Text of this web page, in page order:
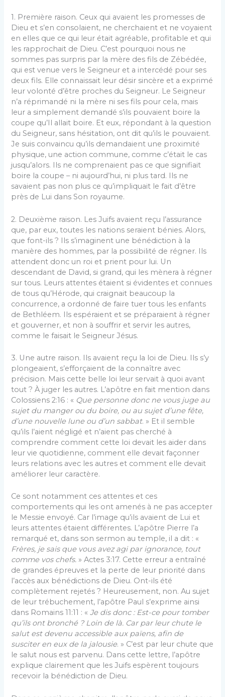
1. Première raison. Ceux qui avaient les promesses de
Dieu et s’en consolaient, ne cherchaient et ne voyaient
en elles que ce qui leur était agréable, profitable et qui
les rapprochait de Dieu. C’est pourquoi nous ne
sommes pas surpris par la mère des fils de Zébédée,
qui est venue vers le Seigneur et a intercédé pour ses
deux fils. Elle connaissait leur désir sincère et a exprimé
leur volonté d’être proches du Seigneur. Le Seigneur
n’a réprimandé ni la mère ni ses fils pour cela, mais
leur a simplement demandé s’ils pouvaient boire la
coupe qu’Il allait boire. Et eux, répondant à la question
du Seigneur, sans hésitation, ont dit qu’ils le pouvaient.
Je suis convaincu qu’ils demandaient une proximité
physique, une action commune, comme c’était le cas
jusqu’alors. Ils ne comprenaient pas ce que signifiait
boire la coupe – ni aujourd’hui, ni plus tard. Ils ne
savaient pas non plus ce qu’impliquait le fait d’être
près de Lui dans Son royaume.
2. Deuxième raison. Les Juifs avaient reçu l’assurance
que, par eux, toutes les nations seraient bénies. Alors,
que font-ils ? Ils s’imaginent une bénédiction à la
manière des hommes, par la possibilité de régner. Ils
attendent donc un roi et prient pour lui. Un
descendant de David, si grand, qui les mènera à régner
sur tous. Leurs attentes étaient si évidentes et connues
de tous qu’Hérode, qui craignait beaucoup la
concurrence, a ordonné de faire tuer tous les enfants
de Bethléem. Ils espéraient et se préparaient à régner
et gouverner, et non à souffrir et servir les autres,
comme le faisait le Seigneur Jésus.
3. Une autre raison. Ils avaient reçu la loi de Dieu. Ils s’y
plongeaient, s’efforçaient de la connaître avec
précision. Mais cette belle loi leur servait à quoi avant
tout ? À juger les autres. L’apôtre en fait mention dans
Colossiens 2:16 : « Que personne donc ne vous juge au
sujet du manger ou du boire, ou au sujet d’une fête,
d’une nouvelle lune ou d’un sabbat. » Et il semble
qu’ils l’aient négligé et n’aient pas cherché à
comprendre comment cette loi devait les aider dans
leur vie quotidienne, comment elle devait façonner
leurs relations avec les autres et comment elle devait
améliorer leur caractère.
Ce sont notamment ces attentes et ces
comportements qui les ont amenés à ne pas accepter
le Messie envoyé. Car l’image qu’ils avaient de Lui et
leurs attentes étaient différentes. L’apôtre Pierre l’a
remarqué et, dans son sermon au temple, il a dit : «
Frères, je sais que vous avez agi par ignorance, tout
comme vos chefs. » Actes 3:17. Cette erreur a entraîné
de grandes épreuves et la perte de leur priorité dans
l’accès aux bénédictions de Dieu. Ont-ils été
complètement rejetés ? Heureusement, non. Au sujet
de leur trébuchement, l’apôtre Paul s’exprime ainsi
dans Romains 11:11 : «Je dis donc : Est-ce pour tomber
qu’ils ont bronché ? Loin de là. Car par leur chute le
salut est devenu accessible aux païens, afin de
susciter en eux de la jalousie. » C’est par leur chute que
le salut nous est parvenu. Dans cette lettre, l’apôtre
explique clairement que les Juifs espèrent toujours
recevoir la bénédiction de Dieu.